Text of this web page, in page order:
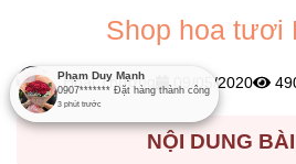
Shop hoa tươi
Hoài Thương 09/05/2020
NỘI DUNG
Phạm Duy Mạnh
0907*******Đặt hàng thành công
3phút trước